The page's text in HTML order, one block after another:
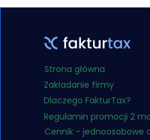
Cennik - jednoosobowe
Dlaczego FakturTax?
Zakładanie firmy
Regulamin promocji 2
Strona główna